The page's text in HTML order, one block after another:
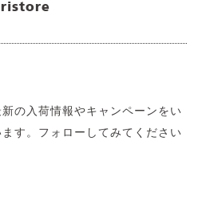
の入荷情報やキャンペーンをい
す。フォローしてみてください